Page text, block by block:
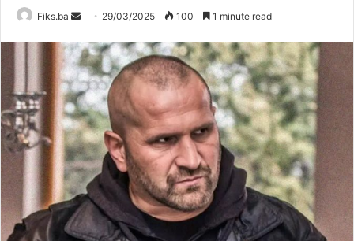
Fiks.ba
Send
email
29/03/2025 100 1 minute read